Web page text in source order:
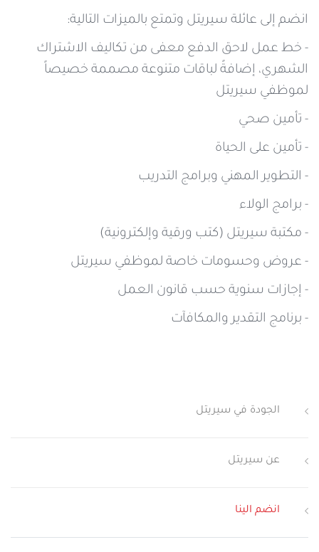
الجودة في سيريتل
عن سيريتل
انضم الينا
انضم إلى عائلة سيريتل وتمتع بالميزات التالية:
- خط عمل لاحق الدفع معفى من تكاليف الاشتراك
الشهري، إضافةً لباقات متنوعة مصممة خصيصاً
لموظفي سيريتل
- تأمين صحي
- تأمين على الحياة
- التطوير المهني وبرامج التدريب
- برامج الولاء
- مكتبة سيريتل (كتب ورقية وإلكترونية)
- عروض وحسومات خاصة لموظفي سيريتل
- إجازات سنوية حسب قانون العمل
- برنامج التقدير والمكافآت